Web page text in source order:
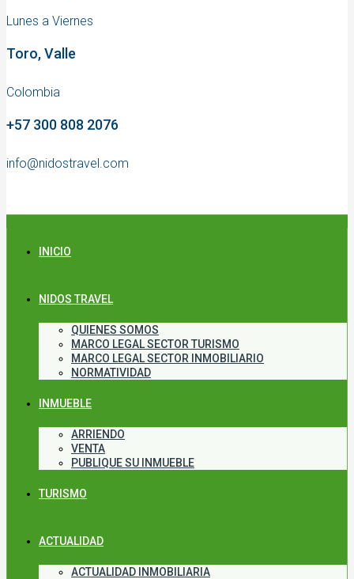
Lunes a Viernes
Toro, Valle
Colombia
+57 300 808 2076
info@nidostravel.com
INICIO
NIDOS TRAVEL
QUIENES SOMOS
MARCO LEGAL SECTOR TURISMO
MARCO LEGAL SECTOR INMOBILIARIO
NORMATIVIDAD
INMUEBLE
ARRIENDO
VENTA
PUBLIQUE SU INMUEBLE
TURISMO
ACTUALIDAD
ACTUALIDAD INMOBILIARIA